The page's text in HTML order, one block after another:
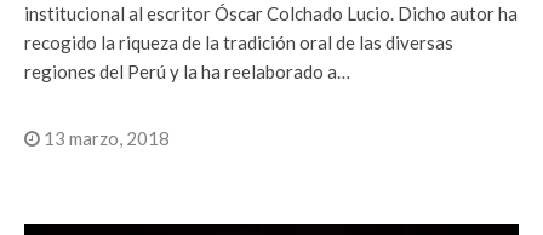
institucional al escritor Óscar Colchado Lucio. Dicho autor ha
recogido la riqueza de la tradición oral de las diversas
regiones del Perú y la ha reelaborado a…
13 marzo, 2018